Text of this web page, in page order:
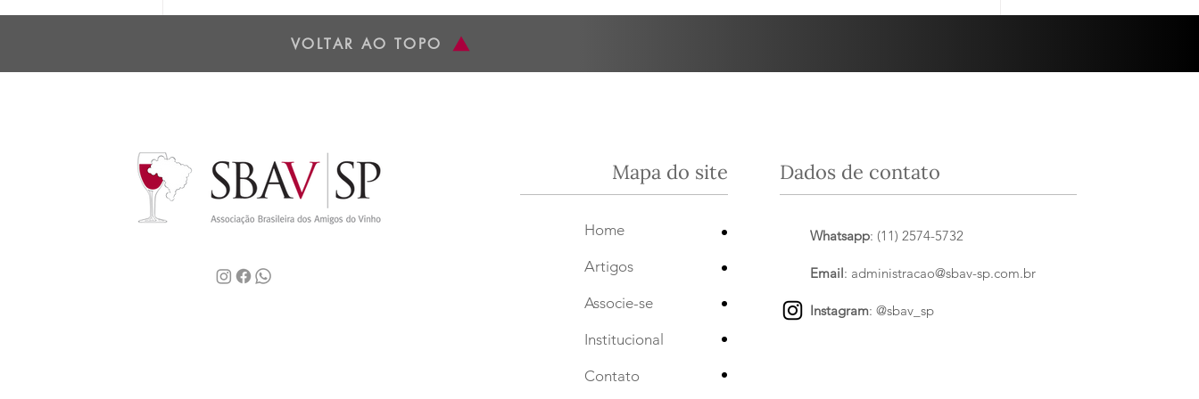
Os dois lados da Cordilheira
dos Andes - 01/07/25
com a Joana...
da Espanha”....
VOLTAR AO TOPO
Mapa do site
Home
Artigos
Associe-se
Institucional
Contato
•
•
•
•
•
Dados de contato
Whatsapp: (11) 2574-5732
Email: administracao@sbav-sp.com.br
Instagram: @sbav_sp